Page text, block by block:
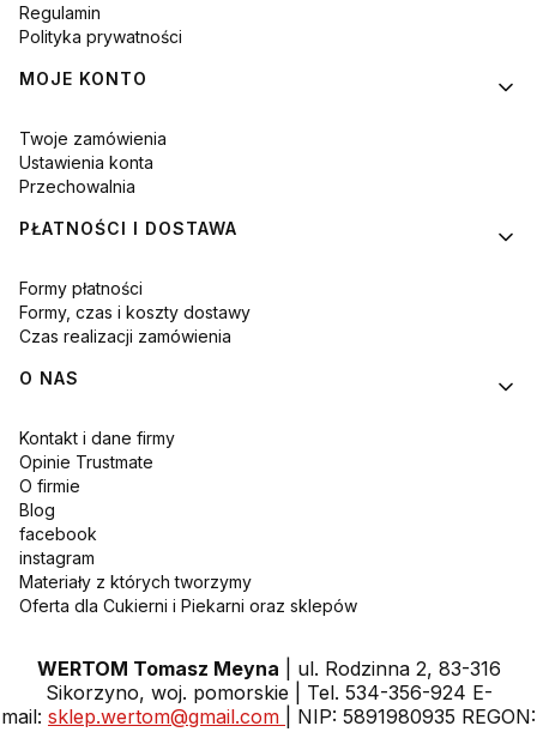
Regulamin
Polityka prywatności
MOJE KONTO
Twoje zamówienia
Ustawienia konta
Przechowalnia
PŁATNOŚCI I DOSTAWA
Formy płatności
Formy, czas i koszty dostawy
Czas realizacji zamówienia
O NAS
Kontakt i dane firmy
Opinie Trustmate
O firmie
Blog
facebook
instagram
Materiały z których tworzymy
Oferta dla Cukierni i Piekarni oraz sklepów
WERTOM Tomasz Meyna | ul. Rodzinna 2, 83-316
Sikorzyno, woj. pomorskie | Tel. 534-356-924 E-
mail: sklep.wertom@gmail.com
| NIP: 5891980935 REGON: